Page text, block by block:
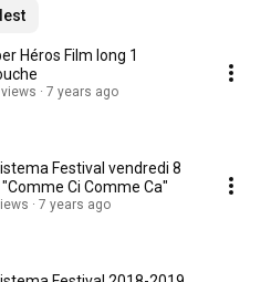
Héros Film long 1
7 years ago
Festival vendredi 8
Ci Comme Ca"
7 years ago